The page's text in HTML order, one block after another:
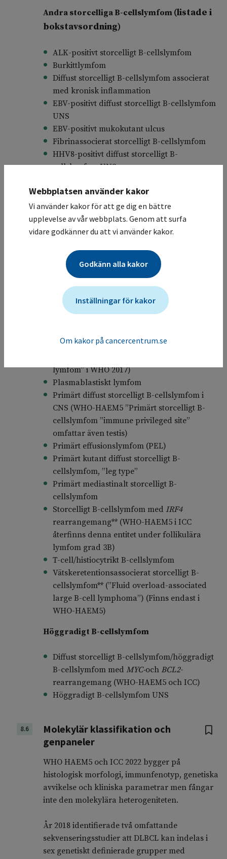
Andra storcelliga B-cellslymfom (listade i
bokstavsordning)
ALK-positivt storcelligt B-cellslymfom
Burkittlymfom
Diffust storcelligt B-cellslymfom associerat
med kronisk inflammation
EBV-positivt diffust storcelligt B-cellslymfom
UNS
EBV-positivt mukokutant ulcus
Fibrinassocierat storcelligt B-cellslymfom
HHV8-positivt diffust storcelligt B-
cellslymfom UNS
aberration* (WHO-HAEM5)/Storcelligt B-
cellslymfom med11qaberration
(ICC)/”Burkittliknande lymfom med11q-
aberration” (WHO 2017)
KSHV/HHV8 positivt storcelligt B-
cellslymfom (Storcelligt B-cellslymfom vid
HHV8-associerad multicentrisk Castlemans
sjukdom WHO2017)
Lymfomatoid granulomatos
med drag mellan diffust storcelligt
lymfom” i WHO 2017)
Plasmablastiskt lymfom
Primärt diffust storcelligt B-cellslymfom i
CNS (WHO-HAEM5 ”Primärt storcelligt B-
cellslymfom ”immune privileged site”
omfattar även testis)
Primärt effusionslymfom (PEL)
Primärt kutant diffust storcelligt B-
cellslymfom, ”leg type”
Primärt mediastinalt storcelligt B-
cellslymfom
Storcelligt B-cellslymfom med IRF4
rearrangemang** (WHO-HAEM5 i ICC
återfinns denna entitet under follikulära
lymfom grad 3B)
T-cell/histiocytrikt B-cellslymfom
Vätskeretentionsassocierat storcelligt B-
cellslymfom** (”Fluid overload-associated
large B-cell lymphoma”) (Finns endast i
WHO-HAEM5)
Höggradigt B-cellslymfom
Diffust storcelligt B-cellslymfom/höggradigt
B-cellslymfom med MYC-och BCL2-
rearrangemang (WHO-HAEM5 och ICC)
Höggradigt B-cellslymfom UNS
8.6
Molekylär klassifikation och
genpaneler
WHO HAEM5 och ICC 2022 bygger på
histologisk morfologi, immunfenotyp, genetiska
avvikelse och kliniska parametrar men fångar
inte den molekylära heterogeniteten.
År 2018 identifierade två omfattande
sekvenseringsstudier att DLBCL kan indelas i
sex genetiskt definierade grupper med
Webbplatsen använder kakor
Vi använder kakor för att ge dig en bättre
upplevelse av vår webbplats. Genom att surfa
vidare godkänner du att vi använder kakor.
Godkänn alla kakor
Inställningar för kakor
Om kakor på cancercentrum.se